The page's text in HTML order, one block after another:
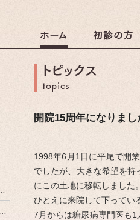
最新のおしらせ
開院15周年になりま
1998年6月1日に平尾で開
でしたが、大きな希望を
にこの土地に移転しました
ひとえに来院して下ってい
7月からは糖尿病専門医も